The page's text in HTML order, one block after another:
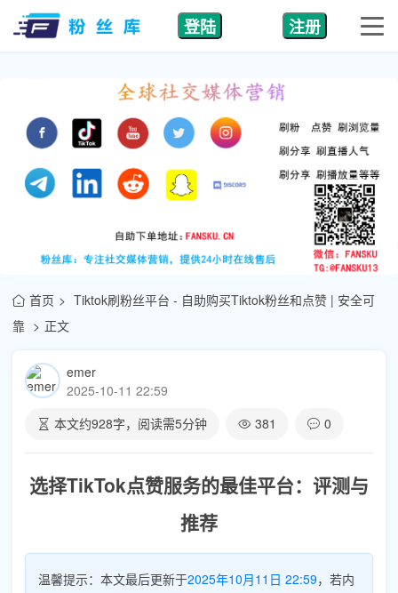
登陆 注册
首页
Tiktok刷粉丝平台 - 自助购买Tiktok粉丝和点赞 | 安全可
靠
正文
emer
2025-10-11 22:59
本文约928字，阅读需5分钟 381 0
选择TikTok点赞服务的最佳平台：评测与
推荐
温馨提示：本文最后更新于2025年10月11日 22:59，若内